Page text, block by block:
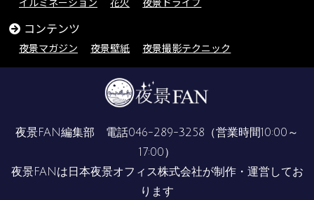
コンテンツ
夜景マガジン 夜景壁紙 夜景撮影テクニック
夜景FAN編集部 電話046-289-3258 （営業時間10:00～
17:00）
夜景FANは 日本夜景オフィス株式会社が制作・運営してお
ります